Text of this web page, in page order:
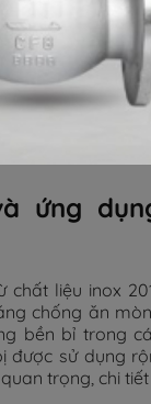
ứng
liệu inox
chống ăn
bền bỉ trong
được sử dụng
trọng, chi tiết